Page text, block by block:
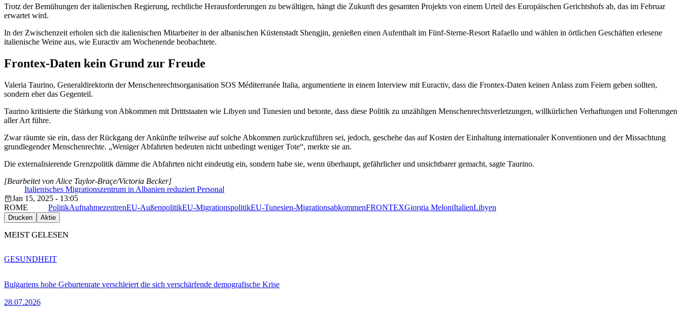
Trotz der Bemühungen der italienischen Regierung, rechtliche Herausforderungen zu bewältigen, hängt die Zukunft des gesamten Projekts von einem Urteil des Europäischen Gerichtshofs ab, das im Februar
erwartet wird.
In der Zwischenzeit erholen sich die italienischen Mitarbeiter in der albanischen Küstenstadt Shengjin, genießen einen Aufenthalt im Fünf-Sterne-Resort Rafaello und wählen in örtlichen Geschäften erlesene
italienische Weine aus, wie Euractiv am Wochenende beobachtete.
Frontex-Daten kein Grund zur Freude
Valeria Taurino, Generaldirektorin der Menschenrechtsorganisation SOS Méditerranée Italia, argumentierte in einem Interview mit Euractiv, dass die Frontex-Daten keinen Anlass zum Feiern geben sollten,
sondern eher das Gegenteil.
Taurino kritisierte die Stärkung von Abkommen mit Drittstaaten wie Libyen und Tunesien und betonte, dass diese Politik zu unzähligen Menschenrechtsverletzungen, willkürlichen Verhaftungen und Folterungen
aller Art führe.
Zwar räumte sie ein, dass der Rückgang der Ankünfte teilweise auf solche Abkommen zurückzuführen sei, jedoch, geschehe das auf Kosten der Einhaltung internationaler Konventionen und der Missachtung
grundlegender Menschenrechte. „Weniger Abfahrten bedeuten nicht unbedingt weniger Tote“, merkte sie an.
Die externalisierende Grenzpolitik dämme die Abfahrten nicht eindeutig ein, sondern habe sie, wenn überhaupt, gefährlicher und unsichtbarer gemacht, sagte Taurino.
Italienisches Migrationszentrum in Albanien reduziert Personal
[Bearbeitet von Alice Taylor-Braçe/Victoria Becker]
Jan 15, 2025 - 13:05
ROME
PolitikAufnahmezentrenEU-AußenpolitikEU-MigrationspolitikEU-Tunesien-MigrationsabkommenFRONTEXGiorgia MeloniItalienLibyen
Drucken Aktie
MEIST GELESEN
Bulgariens hohe Geburtenrate verschleiert die sich verschärfende demografische Krise
28.07.2026
GESUNDHEIT